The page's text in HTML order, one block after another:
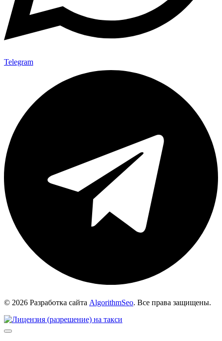
Telegram
© 2026 Разработка сайта AlgorithmSeo. Все права защищены.